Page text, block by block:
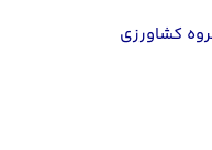
کشاورزی